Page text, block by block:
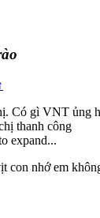
Có gì VNT ủng
thanh công
expand...
con nhớ em